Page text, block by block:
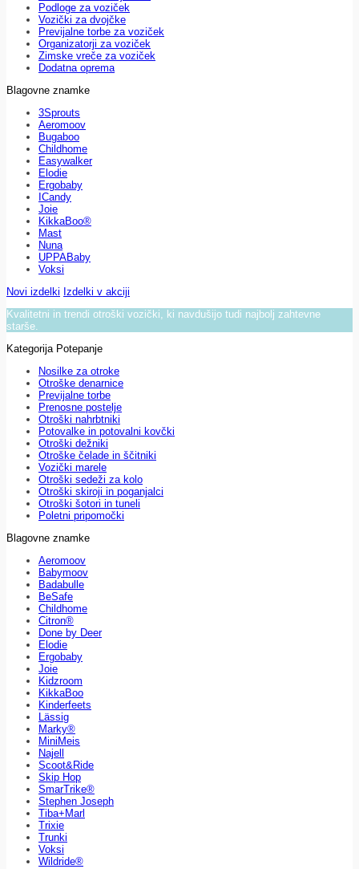
Podloge za voziček
Vozički za dvojčke
Previjalne torbe za voziček
Organizatorji za voziček
Zimske vreče za voziček
Dodatna oprema
Blagovne znamke
3Sprouts
Aeromoov
Bugaboo
Childhome
Easywalker
Elodie
Ergobaby
ICandy
Joie
KikkaBoo®
Mast
Nuna
UPPABaby
Voksi
Novi izdelki Izdelki v akciji
Kvalitetni in trendi otroški vozički, ki navdušijo tudi najbolj zahtevne
starše.
Kategorija Potepanje
Nosilke za otroke
Otroške denarnice
Previjalne torbe
Prenosne postelje
Otroški nahrbtniki
Potovalke in potovalni kovčki
Otroški dežniki
Otroške čelade in ščitniki
Vozički marele
Otroški sedeži za kolo
Otroški skiroji in poganjalci
Otroški šotori in tuneli
Poletni pripomočki
Blagovne znamke
Aeromoov
Babymoov
Badabulle
BeSafe
Childhome
Citron®
Done by Deer
Elodie
Ergobaby
Joie
Kidzroom
KikkaBoo
Kinderfeets
Lässig
Marky®
MiniMeis
Najell
Scoot&Ride
Skip Hop
SmarTrike®
Stephen Joseph
Tiba+Marl
Trixie
Trunki
Voksi
Wildride®